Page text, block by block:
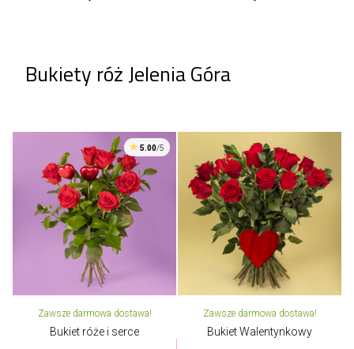
Bukiety róż Jelenia Góra
5.00/5
Zawsze darmowa dostawa!
Bukiet róże i serce
Zawsze darmowa dostawa!
Bukiet Walentynkowy